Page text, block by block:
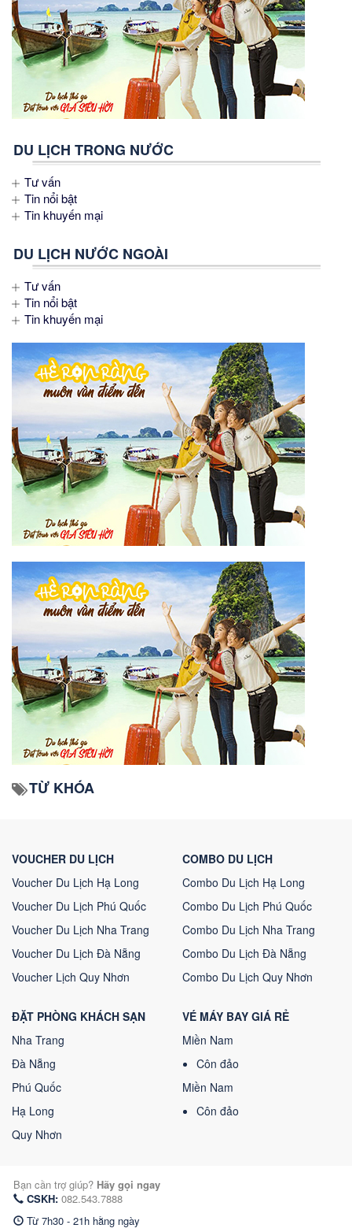
DU LỊCH TRONG NƯỚC
Tư vấn
Tin nổi bật
Tin khuyến mại
DU LỊCH NƯỚC NGOÀI
Tư vấn
Tin nổi bật
Tin khuyến mại
TỪ KHÓA
VOUCHER DU LỊCH
Voucher Du Lịch Hạ Long
Voucher Du Lịch Phú Quốc
Voucher Du Lịch Nha Trang
Voucher Du Lịch Đà Nẵng
Voucher Lịch Quy Nhơn
COMBO DU LỊCH
Combo Du Lịch Hạ Long
Combo Du Lịch Phú Quốc
Combo Du Lịch Nha Trang
Combo Du Lịch Đà Nẵng
Combo Du Lịch Quy Nhơn
ĐẶT PHÒNG KHÁCH SẠN
Nha Trang
Đà Nẵng
Phú Quốc
Hạ Long
Quy Nhơn
VÉ MÁY BAY GIÁ RẺ
Miền Nam
Côn đảo
Miền Nam
Côn đảo
Bạn cần trợ giúp? Hãy gọi ngay
CSKH: 082.543.7888
Từ 7h30 - 21h hằng ngày